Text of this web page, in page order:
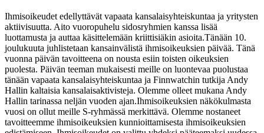
Ihmisoikeudet edellyttävät vapaata kansalaisyhteiskuntaa ja yritysten
aktiivisuutta. Aito vuoropuhelu sidosryhmien kanssa lisää
luottamusta ja auttaa käsittelemään kriittisiäkin asioita.Tänään 10.
joulukuuta juhlistetaan kansainvälistä ihmisoikeuksien päivää. Tänä
vuonna päivän tavoitteena on nousta esiin toisten oikeuksien
puolesta. Päivän teeman mukaisesti meille on luontevaa puolustaa
tänään vapaata kansalaisyhteiskuntaa ja Finnwatchin tutkija Andy
Hallin kaltaisia kansalaisaktivisteja. Olemme olleet mukana Andy
Hallin tarinassa neljän vuoden ajan.Ihmisoikeuksien näkökulmasta
vuosi on ollut meille S-ryhmässä merkittävä. Olemme nostaneet
tavoitteemme ihmisoikeuksien kunnioittamisesta ihmisoikeuksien